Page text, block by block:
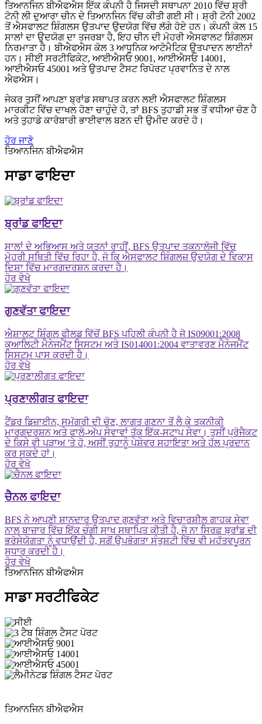
ਤਿਆਨਜਿਨ ਬੀਐਫਐਸ ਇੱਕ ਕੰਪਨੀ ਹੈ ਜਿਸਦੀ ਸਥਾਪਨਾ 2010 ਵਿੱਚ ਸ਼੍ਰੀ
ਟੋਨੀ ਲੀ ਦੁਆਰਾ ਚੀਨ ਦੇ ਤਿਆਨਜਿਨ ਵਿੱਚ ਕੀਤੀ ਗਈ ਸੀ। ਸ਼੍ਰੀ ਟੋਨੀ 2002
ਤੋਂ ਐਸਫਾਲਟ ਸ਼ਿੰਗਲਸ ਉਤਪਾਦ ਉਦਯੋਗ ਵਿੱਚ ਲੱਗੇ ਹੋਏ ਹਨ। ਕੰਪਨੀ ਕੋਲ 15
ਸਾਲਾਂ ਦਾ ਉਦਯੋਗ ਦਾ ਤਜਰਬਾ ਹੈ, ਇਹ ਚੀਨ ਦੀ ਮੋਹਰੀ ਐਸਫਾਲਟ ਸ਼ਿੰਗਲਸ
ਨਿਰਮਾਤਾ ਹੈ। ਬੀਐਫਐਸ ਕੋਲ 3 ਆਧੁਨਿਕ ਆਟੋਮੈਟਿਕ ਉਤਪਾਦਨ ਲਾਈਨਾਂ
ਹਨ। ਸੀਈ ਸਰਟੀਫਿਕੇਟ, ਆਈਐਸਓ 9001, ਆਈਐਸਓ 14001,
ਆਈਐਸਓ 45001 ਅਤੇ ਉਤਪਾਦ ਟੈਸਟ ਰਿਪੋਰਟ ਪ੍ਰਵਾਨਿਤ ਦੇ ਨਾਲ
ਐਫਐਸ।
ਜੇਕਰ ਤੁਸੀਂ ਆਪਣਾ ਬ੍ਰਾਂਡ ਸਥਾਪਤ ਕਰਨ ਲਈ ਐਸਫਾਲਟ ਸ਼ਿੰਗਲਸ
ਮਾਰਕੀਟ ਵਿੱਚ ਦਾਖਲ ਹੋਣਾ ਚਾਹੁੰਦੇ ਹੋ, ਤਾਂ BFS ਤੁਹਾਡੀ ਸਭ ਤੋਂ ਵਧੀਆ ਚੋਣ ਹੈ
ਅਤੇ ਤੁਹਾਡੇ ਕਾਰੋਬਾਰੀ ਭਾਈਵਾਲ ਬਣਨ ਦੀ ਉਮੀਦ ਕਰਦੇ ਹੋ।
ਹੋਰ ਜਾਣੋ
ਤਿਆਨਜਿਨ ਬੀਐਫਐਸ
ਸਾਡਾ ਫਾਇਦਾ
ਬ੍ਰਾਂਡ ਫਾਇਦਾ
ਸਾਲਾਂ ਦੇ ਅਭਿਆਸ ਅਤੇ ਯਤਨਾਂ ਰਾਹੀਂ, BFS ਉਤਪਾਦ ਤਕਨਾਲੋਜੀ ਵਿੱਚ
ਮੋਹਰੀ ਸਥਿਤੀ ਵਿੱਚ ਰਿਹਾ ਹੈ, ਜੋ ਕਿ ਐਸਫਾਲਟ ਸ਼ਿੰਗਲਜ਼ ਉਦਯੋਗ ਦੇ ਵਿਕਾਸ
ਦਿਸ਼ਾ ਵਿੱਚ ਮਾਰਗਦਰਸ਼ਨ ਕਰਦਾ ਹੈ।
ਹੋਰ ਵੇਖੋ
ਗੁਣਵੱਤਾ ਫਾਇਦਾ
ਐਸ਼ਾਲਟ ਸ਼ਿੰਗਲ ਫੀਲਡ ਵਿੱਚੋਂ BFS ਪਹਿਲੀ ਕੰਪਨੀ ਹੈ ਜੋ IS09001:2008
ਕੁਆਲਿਟੀ ਮੈਨੇਜਮੈਂਟ ਸਿਸਟਮ ਅਤੇ IS014001:2004 ਵਾਤਾਵਰਣ ਮੈਨੇਜਮੈਂਟ
ਸਿਸਟਮ ਪਾਸ ਕਰਦੀ ਹੈ।
ਹੋਰ ਵੇਖੋ
ਪ੍ਰਣਾਲੀਗਤ ਫਾਇਦਾ
ਟੈਂਡਰ ਡਿਜ਼ਾਈਨ, ਸਮੱਗਰੀ ਦੀ ਚੋਣ, ਲਾਗਤ ਗਣਨਾ ਤੋਂ ਲੈ ਕੇ ਤਕਨੀਕੀ
ਮਾਰਗਦਰਸ਼ਨ ਅਤੇ ਫਾਲੋ-ਅੱਪ ਸੇਵਾਵਾਂ ਤੱਕ ਇੱਕ-ਸਟਾਪ ਸੇਵਾ। ਤੁਸੀਂ ਪ੍ਰੋਜੈਕਟ
ਦੇ ਕਿਸੇ ਵੀ ਪੜਾਅ 'ਤੇ ਹੋ, ਅਸੀਂ ਤੁਹਾਨੂੰ ਪੇਸ਼ੇਵਰ ਸਹਾਇਤਾ ਅਤੇ ਹੱਲ ਪ੍ਰਦਾਨ
ਕਰ ਸਕਦੇ ਹਾਂ।
ਹੋਰ ਵੇਖੋ
ਚੈਨਲ ਫਾਇਦਾ
BFS ਨੇ ਆਪਣੀ ਸ਼ਾਨਦਾਰ ਉਤਪਾਦ ਗੁਣਵੱਤਾ ਅਤੇ ਵਿਚਾਰਸ਼ੀਲ ਗਾਹਕ ਸੇਵਾ
ਨਾਲ ਬਾਜ਼ਾਰ ਵਿੱਚ ਇੱਕ ਚੰਗੀ ਸਾਖ ਸਥਾਪਿਤ ਕੀਤੀ ਹੈ, ਜੋ ਨਾ ਸਿਰਫ਼ ਬ੍ਰਾਂਡ ਦੀ
ਭਰੋਸੇਯੋਗਤਾ ਨੂੰ ਵਧਾਉਂਦੀ ਹੈ, ਸਗੋਂ ਉਪਭੋਗਤਾ ਸੰਤੁਸ਼ਟੀ ਵਿੱਚ ਵੀ ਮਹੱਤਵਪੂਰਨ
ਸੁਧਾਰ ਕਰਦੀ ਹੈ।
ਹੋਰ ਵੇਖੋ
ਤਿਆਨਜਿਨ ਬੀਐਫਐਸ
ਸਾਡਾ ਸਰਟੀਫਿਕੇਟ
ਤਿਆਨਜਿਨ ਬੀਐਫਐਸ